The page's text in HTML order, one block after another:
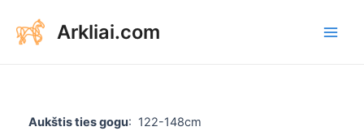
contenu
Arkliai.com
Aukštis ties gogu: 122-148cm